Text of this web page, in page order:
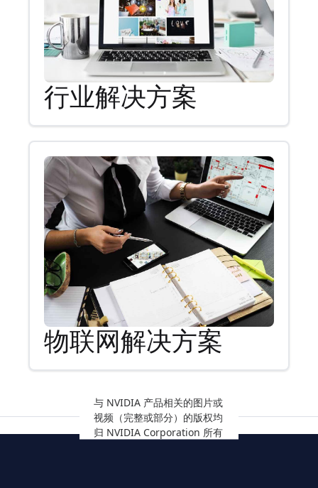
行业解决方案
物联网解决方案
与 NVIDIA 产品相关的图片或
视频（完整或部分）的版权均
归 NVIDIA Corporation 所有